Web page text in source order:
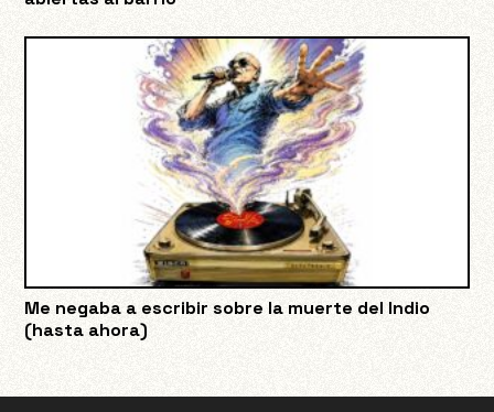
Me negaba a escribir sobre la muerte del Indio
(hasta ahora)